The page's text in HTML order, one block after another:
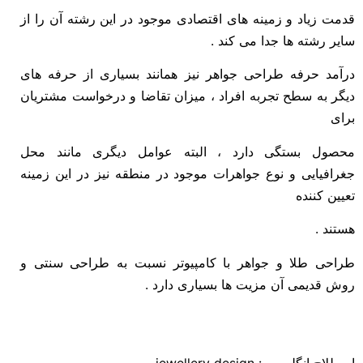
قدمت زیاد و زمینه های اقتصادی موجود در این رشته آن را از
سایر رشته ها جدا می کند .
درآمد حرفه طراحی جواهر نیز همانند بسیاری از حرفه های
دیگر به سطح تجربه افراد ، میزان تقاضا و درخواست مشتریان
برای
محصول بستگی دارد ، البته عوامل دیگری مانند محل
جغرافیایی و نوع جواهرات موجود در منطقه نیز در این زمینه
تعیین کننده
هستند .
طراحی طلا و جواهر با کامپیوتر نسبت به طراحی سنتی و
روش قدیمی آن مزیت ها بسیاری دارد .